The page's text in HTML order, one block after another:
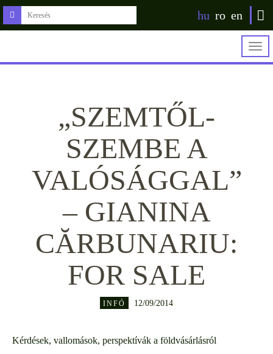
hu ro en
„SZEMTŐL-
SZEMBE A
VALÓSÁGGAL”
– GIANINA
CĂRBUNARIU:
FOR SALE
INFÓ 12/09/2014
Kérdések, vallomások, perspektívák a földvásárlásról